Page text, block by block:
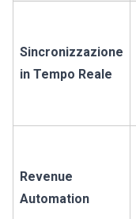
Sincronizzazione
in Tempo Reale
Revenue
Automation